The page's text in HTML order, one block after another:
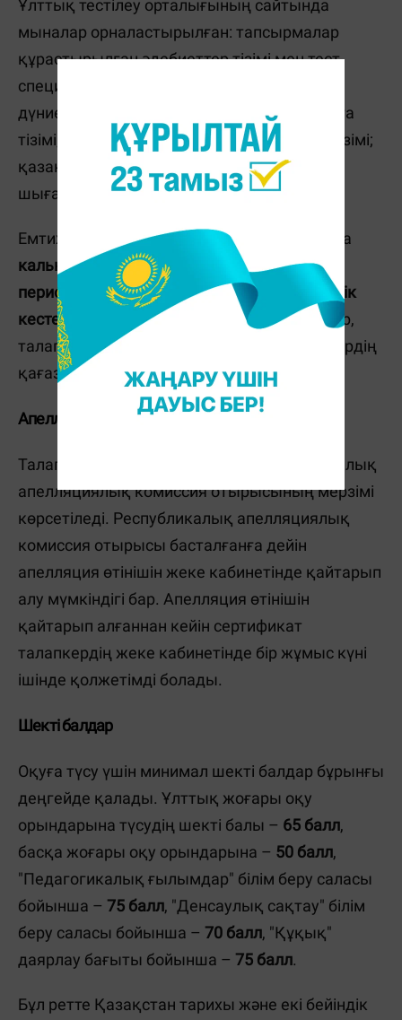
Ұлттық тестілеу орталығының сайтында
мыналар орналастырылған: тапсырмалар
құрастырылған әдебиеттер тізімі мен тест
спецификациясы; Қазақстан тарихы мен
дүниежүзі тарихы бойынша 100 тарихи дата
тізімі; информатика бойынша терминдер тізімі;
қазақ және орыс әдебиеті бойынша
шығармалар тізімі.
Емтихан кезінде тестілеу бағдарламасында
калькулятор ,химиялық элементтердің
периодтық жүйесіжәнетұздардың ерігіштік
кестесі
қолжетімді болады. Сонымен қатар,
талапкерлерге ыңғайлы болу үшін кестелердің
қағаз нұсқалары да беріледі.
Апелляцияға қалай өтініш беруге болады?
Талапкердің жеке кабинетінде Республикалық
апелляциялық комиссия отырысының мерзімі
көрсетіледі. Республикалық апелляциялық
комиссия отырысы басталғанға дейін
апелляция өтінішін жеке кабинетінде қайтарып
алу мүмкіндігі бар. Апелляция өтінішін
қайтарып алғаннан кейін сертификат
талапкердің жеке кабинетінде бір жұмыс күні
ішінде қолжетімді болады.
Шекті балдар
Оқуға түсу үшін минимал шекті балдар бұрынғы
деңгейде қалады. Ұлттық жоғары оқу
орындарына түсудің шекті балы – 65 балл,
басқа жоғары оқу орындарына – 50 балл,
"Педагогикалық ғылымдар" білім беру саласы
бойынша – 75 балл, "Денсаулық сақтау" білім
беру саласы бойынша – 70 балл, "Құқық"
даярлау бағыты бойынша – 75 балл.
Бұл ретте Қазақстан тарихы және екі бейіндік